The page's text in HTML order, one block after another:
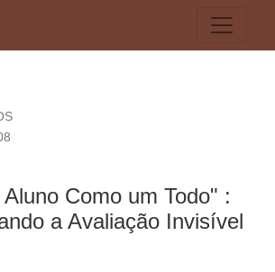
Aluno Como um Todo" :
a Avaliação Invisível